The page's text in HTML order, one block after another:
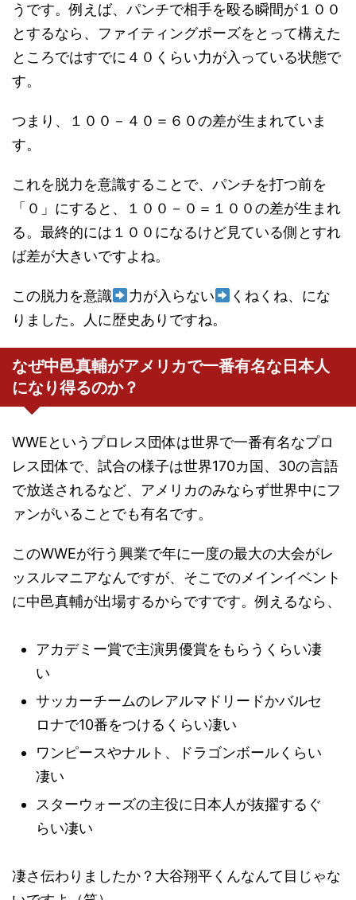
うです。例えば、パンチで相手を殴る瞬間が１００
とするなら、ファイティングポーズをとって構えた
ところではすでに４０くらい力が入っている状態で
す。
つまり、１００－４０＝６０の差が生まれていま
す。
これを脱力を意識することで、パンチを打つ前を
「０」にすると、１００－０＝１００の差が生まれ
る。最終的には１００になるけど見ている側とすれ
ば差が大きいですよね。
この脱力を意識 力が入らない
くねくね、にな
りました。人に歴史ありですね。
なぜ中邑真輔がアメリカで一番有名な日本人
になり得るのか？
WWEというプロレス団体は世界で一番有名なプロ
レス団体で、 試合の様子は世界170カ国、30の言語
で放送されるなど、アメリカのみならず世界中にフ
ァンがいることでも有名です。
このWWEが行う興業で年に一度の最大の大会がレ
ッスルマニアなんですが、そこでのメインイベント
に中邑真輔が出場するからですです。例えるなら、
アカデミー賞で主演男優賞をもらうくらい凄
い
サッカーチームのレアルマドリードかバルセ
ロナで10番をつけるくらい凄い
ワンピースやナルト、ドラゴンボールくらい
凄い
スターウォーズの主役に日本人が抜擢するぐ
らい凄い
凄さ伝わりましたか？大谷翔平くんなんて目じゃな